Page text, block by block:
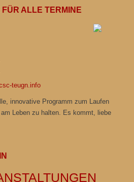
ALLE TERMINE
teugn.info
innovative Programm zum Laufen
Leben zu halten. Es kommt, liebe